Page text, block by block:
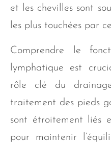
et les chevilles sont
les plus touchées par
Comprendre le
lymphatique est
rôle clé du
traitement des pieds
sont étroitement liés
pour maintenir